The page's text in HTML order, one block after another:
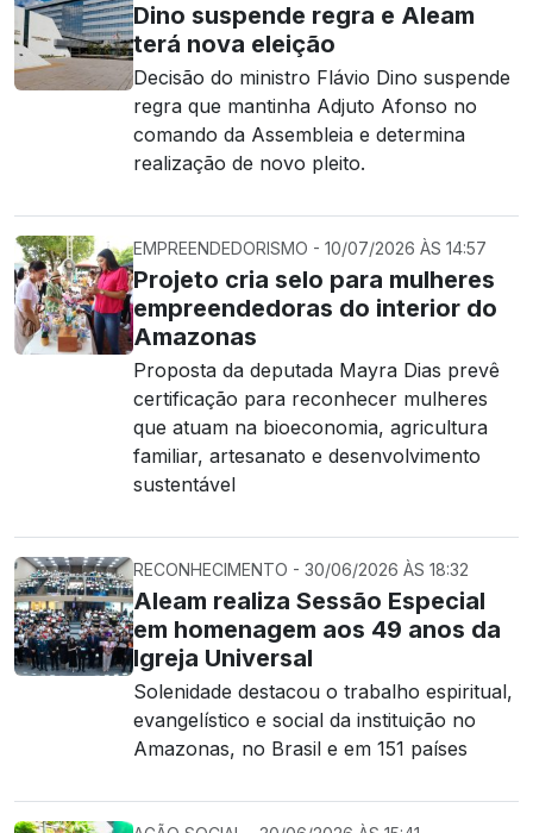
Dino suspende regra e Aleam
terá nova eleição
Decisão do ministro Flávio Dino suspende
regra que mantinha Adjuto Afonso no
comando da Assembleia e determina
realização de novo pleito.
EMPREENDEDORISMO - 10/07/2026 ÀS 14:57
Projeto cria selo para mulheres
empreendedoras do interior do
Amazonas
Proposta da deputada Mayra Dias prevê
certificação para reconhecer mulheres
que atuam na bioeconomia, agricultura
familiar, artesanato e desenvolvimento
sustentável
RECONHECIMENTO - 30/06/2026 ÀS 18:32
Aleam realiza Sessão Especial
em homenagem aos 49 anos da
Igreja Universal
Solenidade destacou o trabalho espiritual,
evangelístico e social da instituição no
Amazonas, no Brasil e em 151 países